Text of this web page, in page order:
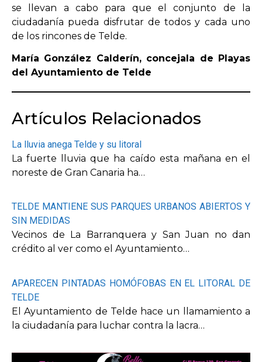
se llevan a cabo para que el conjunto de la
ciudadanía pueda disfrutar de todos y cada uno
de los rincones de Telde.
María González Calderín, concejala de Playas
del Ayuntamiento de Telde
Artículos Relacionados
La lluvia anega Telde y su litoral
La fuerte lluvia que ha caído esta mañana en el
noreste de Gran Canaria ha…
TELDE MANTIENE SUS PARQUES URBANOS ABIERTOS Y
SIN MEDIDAS
Vecinos de La Barranquera y San Juan no dan
crédito al ver como el Ayuntamiento…
APARECEN PINTADAS HOMÓFOBAS EN EL LITORAL DE
TELDE
El Ayuntamiento de Telde hace un llamamiento a
la ciudadanía para luchar contra la lacra…